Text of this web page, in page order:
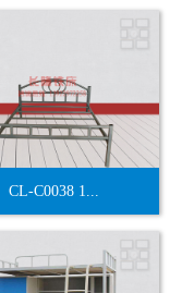
CL-C0038 1...